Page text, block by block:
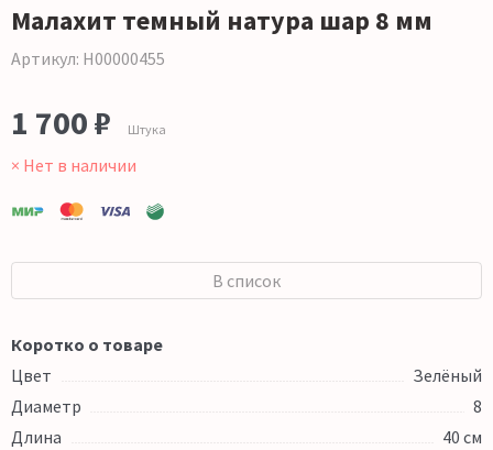
Малахит темный натура шар 8 мм
Артикул: Н00000455
1 700 ₽ Штука
× Нет в наличии
В список
Коротко о товаре
Цвет
Зелёный
Диаметр
8
Длина
40 см